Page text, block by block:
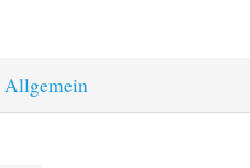
Allgemein